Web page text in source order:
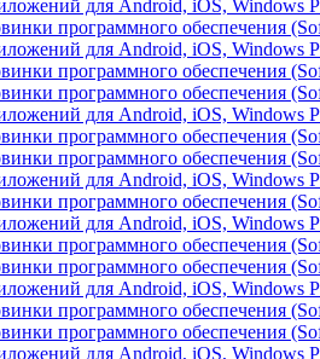
для Android, iOS, Windows
программного обеспечения
для Android, iOS, Windows
программного обеспечения
программного обеспечения
для Android, iOS, Windows
программного обеспечения
программного обеспечения
для Android, iOS, Windows
программного обеспечения
для Android, iOS, Windows
программного обеспечения
программного обеспечения
для Android, iOS, Windows
программного обеспечения
программного обеспечения
для Android, iOS, Windows